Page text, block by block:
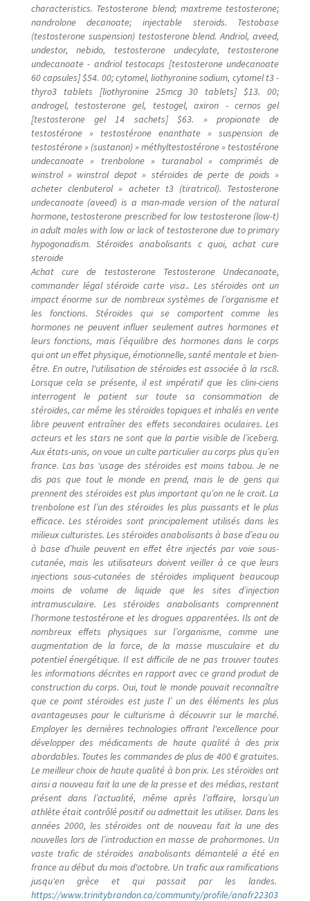
characteristics. Testosterone blend; maxtreme testosterone;
nandrolone decanoate; injectable steroids. Testobase
(testosterone suspension) testosterone blend. Andriol, aveed,
undestor, nebido, testosterone undecylate, testosterone
undecanoate - andriol testocaps [testosterone undecanoate
60 capsules] $54. 00; cytomel, liothyronine sodium, cytomel t3 -
thyro3 tablets [liothyronine 25mcg 30 tablets] $13. 00;
androgel, testosterone gel, testogel, axiron - cernos gel
[testosterone gel 14 sachets] $63. » propionate de
testostérone » testostérone enanthate » suspension de
testostérone » (sustanon) » méthyltestostérone » testostérone
undecanoate » trenbolone » turanabol » comprimés de
winstrol » winstrol depot » stéroïdes de perte de poids »
acheter clenbuterol » acheter t3 (tiratricol). Testosterone
undecanoate (aveed) is a man-made version of the natural
hormone, testosterone prescribed for low testosterone (low-t)
in adult males with low or lack of testosterone due to primary
hypogonadism. Stéroïdes anabolisants c quoi, achat cure
steroide
Achat cure de testosterone Testosterone Undecanoate,
commander légal stéroïde carte visa.. Les stéroïdes ont un
impact énorme sur de nombreux systèmes de l’organisme et
les fonctions. Stéroïdes qui se comportent comme les
hormones ne peuvent influer seulement autres hormones et
leurs fonctions, mais l’équilibre des hormones dans le corps
qui ont un effet physique, émotionnelle, santé mentale et bien-
être. En outre, l'utilisation de stéroïdes est associée à la rsc8.
Lorsque cela se présente, il est impératif que les clini-ciens
interrogent le patient sur toute sa consommation de
stéroïdes, car même les stéroïdes topiques et inhalés en vente
libre peuvent entraîner des effets secondaires oculaires. Les
acteurs et les stars ne sont que la partie visible de l’iceberg.
Aux états-unis, on voue un culte particulier au corps plus qu’en
france. Las bas ‘usage des stéroïdes est moins tabou. Je ne
dis pas que tout le monde en prend, mais le de gens qui
prennent des stéroïdes est plus important qu’on ne le croit. La
trenbolone est l’un des stéroïdes les plus puissants et le plus
efficace. Les stéroïdes sont principalement utilisés dans les
milieux culturistes. Les stéroïdes anabolisants à base d’eau ou
à base d’huile peuvent en effet être injectés par voie sous-
cutanée, mais les utilisateurs doivent veiller à ce que leurs
injections sous-cutanées de stéroïdes impliquent beaucoup
moins de volume de liquide que les sites d’injection
intramusculaire. Les stéroïdes anabolisants comprennent
l’hormone testostérone et les drogues apparentées. Ils ont de
nombreux effets physiques sur l’organisme, comme une
augmentation de la force, de la masse musculaire et du
potentiel énergétique. Il est difficile de ne pas trouver toutes
les informations décrites en rapport avec ce grand produit de
construction du corps. Oui, tout le monde pouvait reconnaître
que ce point stéroïdes est juste l’ un des éléments les plus
avantageuses pour le culturisme à découvrir sur le marché.
Employer les dernières technologies offrant l'excellence pour
développer des médicaments de haute qualité à des prix
abordables. Toutes les commandes de plus de 400 € gratuites.
Le meilleur choix de haute qualité à bon prix. Les stéroïdes ont
ainsi a nouveau fait la une de la presse et des médias, restant
présent dans l’actualité, même après l’affaire, lorsqu’un
athlète était contrôlé positif ou admettait les utiliser. Dans les
années 2000, les stéroïdes ont de nouveau fait la une des
nouvelles lors de l’introduction en masse de prohormones. Un
vaste trafic de stéroïdes anabolisants démantelé a été en
france au début du mois d'octobre. Un trafic aux ramifications
jusqu'en grèce et qui passait par les landes.
https://www.trinitybrandon.ca/community/profile/anafr22303